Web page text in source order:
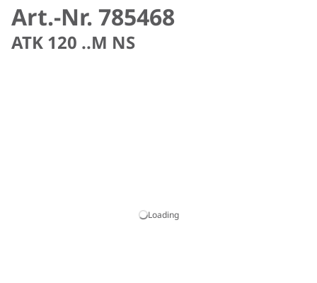
Art.-Nr. 785468
ATK 120 ..M NS
Loading